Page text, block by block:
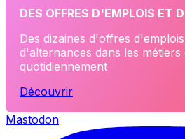
DES OFFRES D'EMPLOIS ET
Des dizaines d'offres
d'alternances dans les métiers
quotidiennement
Découvrir
Mastodon